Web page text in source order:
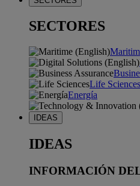
SECTORES
Life Sciences
Energía
IDEAS
IDEAS
INFORMACIÓN